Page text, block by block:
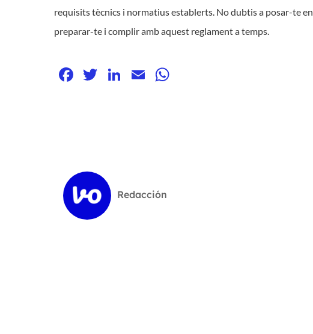
requisits tècnics i normatius establerts. No dubtis a posar-te en
preparar-te i complir amb aquest reglament a temps.
Facebook
Twitter
LinkedIn
Email
Redacción